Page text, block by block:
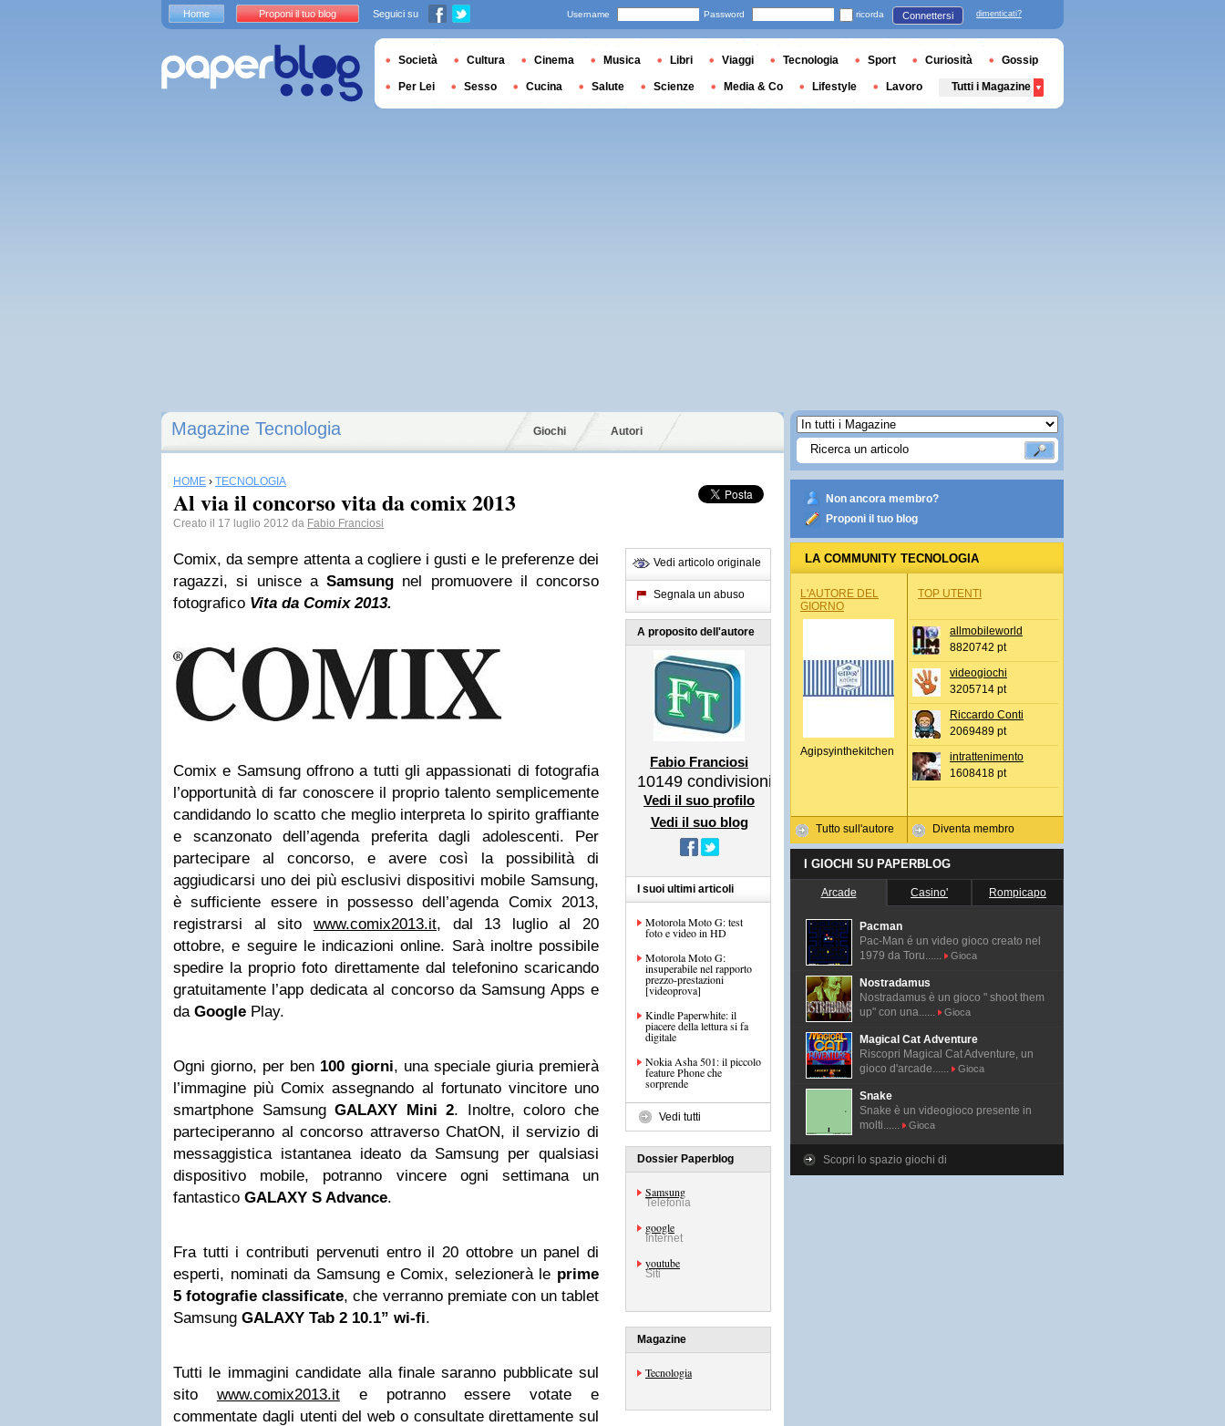
Magazine Tecnologia Giochi Autori
HOME › TECNOLOGIA
Al via il concorso vita da comix 2013
Creato il 17 luglio 2012 da Fabio Franciosi
Comix, da sempre attenta a cogliere i gusti e le preferenze dei
ragazzi, si unisce a Samsung nel promuovere il concorso
fotografico Vita da Comix 2013.
Comix e Samsung offrono a tutti gli appassionati di fotografia
l’opportunità di far conoscere il proprio talento semplicemente
candidando lo scatto che meglio interpreta lo spirito graffiante
e scanzonato dell’agenda preferita dagli adolescenti. Per
partecipare al concorso, e avere così la possibilità di
aggiudicarsi uno dei più esclusivi dispositivi mobile Samsung,
è sufficiente essere in possesso dell’agenda Comix 2013,
registrarsi al sito www.comix2013.it, dal 13 luglio al 20
ottobre, e seguire le indicazioni online. Sarà inoltre possibile
spedire la proprio foto direttamente dal telefonino scaricando
gratuitamente l’app dedicata al concorso da Samsung Apps e
da Google Play.
Ogni giorno, per ben 100 giorni, una speciale giuria premierà
l’immagine più Comix assegnando al fortunato vincitore uno
smartphone SamsungGALAXY Mini 2. Inoltre, coloro che
parteciperanno al concorso attraverso ChatON, il servizio di
messaggistica istantanea ideato da Samsung per qualsiasi
dispositivo mobile, potranno vincere ogni settimana un
fantastico GALAXY S Advance.
Fra tutti i contributi pervenuti entro il 20 ottobre un panel di
esperti, nominati da Samsung e Comix, selezionerà le prime
5 fotografie classificate, che verranno premiate con un tablet
Samsung GALAXY Tab 2 10.1” wi-fi.
Tutti le immagini candidate alla finale saranno pubblicate sul
sito www.comix2013.ite potranno essere votate e
commentate dagli utenti del web o consultate direttamente sul
Vedi articolo originale
Segnala un abuso
A proposito dell'autore
Fabio Franciosi
10149 condivisioni
Vedi il suo profilo
Vedi il suo blog
I suoi ultimi articoli
Motorola Moto G: test
foto e video in HD
Motorola Moto G:
insuperabile nel rapporto
prezzo-prestazioni
[videoprova]
Kindle Paperwhite: il
piacere della lettura si fa
digitale
Nokia Asha 501: il piccolo
feature Phone che
sorprende
Vedi tutti
Dossier Paperblog
Samsung
Telefonia
google
Internet
youtube
Siti
Magazine
Tecnologia
Non ancora membro?
Proponi il tuo blog
LA COMMUNITY TECNOLOGIA
L'AUTORE DEL
GIORNO
Agipsyinthekitchen
Tutto sull'autore
TOP UTENTI
allmobileworld
8820742 pt
videogiochi
3205714 pt
Riccardo Conti
2069489 pt
intrattenimento
1608418 pt
Diventa membro
I GIOCHI SU PAPERBLOG
Arcade Casino' Rompicapo
Pacman
Pac-Man é un video gioco creato nel
1979 da Toru......
Gioca
Nostradamus
Nostradamus è un gioco " shoot them
up" con una......
Gioca
Magical Cat Adventure
Riscopri Magical Cat Adventure, un
gioco d'arcade......
Gioca
Snake
Snake è un videogioco presente in
molti......
Gioca
Scopri lo spazio giochi di
Home Proponi il tuo blog Seguici su Username Password ricorda Connettersi dimenticati?
Società Cultura Cinema Musica Libri Viaggi Tecnologia Sport Curiosità Gossip
Per Lei Sesso Cucina Salute Scienze Media & Co Lifestyle Lavoro Tutti i Magazine